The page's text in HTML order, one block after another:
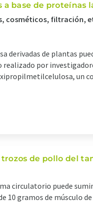
base de proteínas
cosméticos, filtración,
derivadas de plantas
por
un
de pollo del
circulatorio puede
gramos de músculo